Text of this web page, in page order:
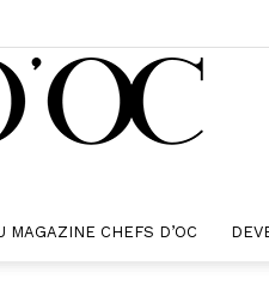
MAGAZINE CHEFS D’OC